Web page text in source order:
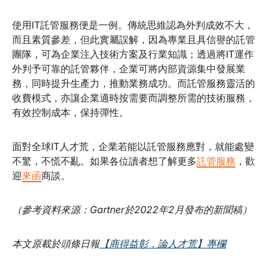
使用IT託管服務便是一例。傳統思維認為外判成效不大，
而且素質參差，但此實屬誤解，因為專業且具信譽的託管
團隊，可為企業注入技術方案及行業知識；透過將IT運作
外判予可靠的託管夥伴，企業可將內部資源集中發展業
務，同時提升生產力，推動業務成功。而託管服務靈活的
收費模式，亦讓企業適時按需要而調整所需的技術服務，
有效控制成本，保持彈性。
面對全球IT人才荒，企業若能以託管服務應對，就能處變
不驚，不慌不亂。如果各位讀者想了解更多託管服務 ，歡
迎來函商談。
（參考資料來源：Gartner於2022年2月發布的新聞稿）
本文原載於頭條日報【商得益彰．論人才荒】專欄